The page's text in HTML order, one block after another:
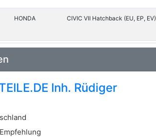
HONDA CIVIC VII Hatchback (EU, EP, EV)
HONDA CIVIC VII Hatchback (EU, EP, EV)
HONDA
Inh. Rüdiger
Empfehlung